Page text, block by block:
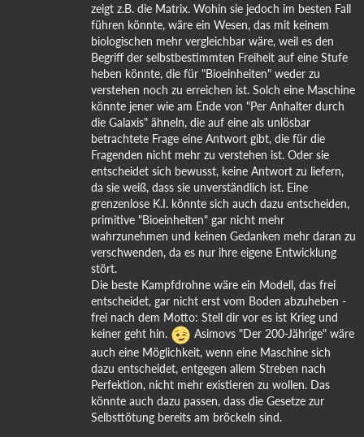
zeigt z.B. die Matrix. Wohin sie jedoch im besten Fall
führen könnte, wäre ein Wesen, das mit keinem
biologischen mehr vergleichbar wäre, weil es den
Begriff der selbstbestimmten Freiheit auf eine Stufe
heben könnte, die für "Bioeinheiten" weder zu
verstehen noch zu erreichen ist. Solch eine Maschine
könnte jener wie am Ende von "Per Anhalter durch
die Galaxis" ähneln, die auf eine als unlösbar
betrachtete Frage eine Antwort gibt, die für die
Fragenden nicht mehr zu verstehen ist. Oder sie
entscheidet sich bewusst, keine Antwort zu liefern,
da sie weiß, dass sie unverständlich ist. Eine
grenzenlose K.I. könnte sich auch dazu entscheiden,
primitive "Bioeinheiten" gar nicht mehr
wahrzunehmen und keinen Gedanken mehr daran zu
verschwenden, da es nur ihre eigene Entwicklung
stört.
Die beste Kampfdrohne wäre ein Modell, das frei
entscheidet, gar nicht erst vom Boden abzuheben -
frei nach dem Motto: Stell dir vor es ist Krieg und
keiner geht hin.
Asimovs "Der 200-Jährige" wäre
auch eine Möglichkeit, wenn eine Maschine sich
dazu entscheidet, entgegen allem Streben nach
Perfektion, nicht mehr existieren zu wollen. Das
könnte auch dazu passen, dass die Gesetze zur
Selbsttötung bereits am bröckeln sind.